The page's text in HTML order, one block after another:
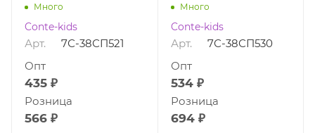
Много
Conte-kids
Арт. 7С-38СП521
435 ₽
Опт
566 ₽
Розница
Много
Conte-kids
Арт. 7С-38СП530
534 ₽
Опт
694 ₽
Розница